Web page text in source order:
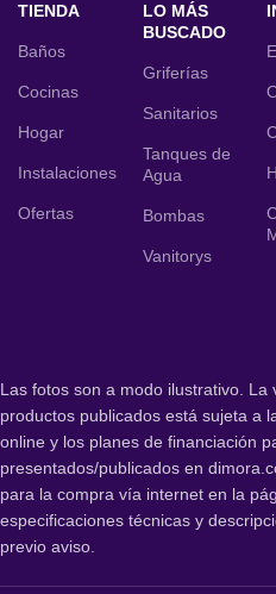
TIENDA
Baños
Cocinas
Hogar
Instalaciones
Ofertas
LO MÁS
BUSCADO
Griferías
Sanitarios
Tanques de
Agua
Bombas
Vanitorys
Las fotos son a modo ilustrativo. La
productos publicados está sujeta a
online y los planes de financiación
presentados/publicados en
para la compra vía internet en la
especificaciones técnicas y
previo aviso.